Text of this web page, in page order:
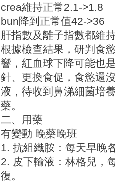
crea維持正常2.1->1.8
bun降到正常值42->36
肝指數及離子指數都維
根據檢查結果，研判食
響，紅血球下降可能也
針、更換食促，食慾還
液，待收到鼻涕細菌培
藥。
二、用藥
有變動 晚藥晚班
1. 抗組織胺：每天早晚
2. 皮下輸液：林格兒，
復。